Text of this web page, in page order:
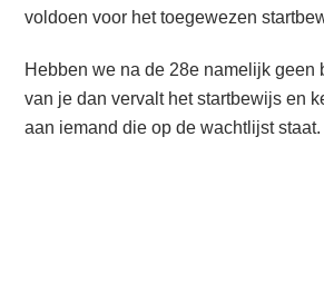
voldoen voor het toegewezen
Hebben we na de 28e namelijk geen
van je dan vervalt het startbewijs en
aan iemand die op de wachtlijst staat.